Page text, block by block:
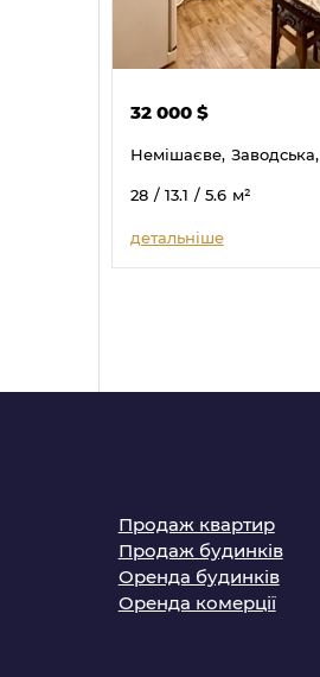
32 000 $
Немішаєве, Заводська,
28 / 13.1 / 5.6 м²
детальніше
Продаж квартир
Продаж будинків
Оренда будинків
Оренда комерції